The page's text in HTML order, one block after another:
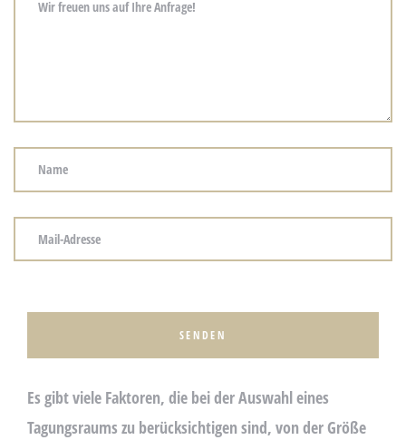
Es gibt viele Faktoren, die bei der Auswahl eines
Tagungsraums zu berücksichtigen sind, von der Größe
–